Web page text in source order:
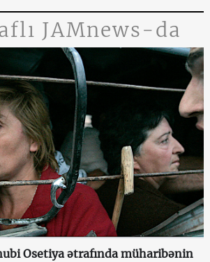
JAMnews-da
Osetiya ətrafında müharibənin